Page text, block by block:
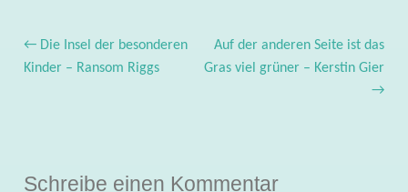
Post navigation
←Die Insel der besonderen
Kinder – Ransom Riggs
Auf der anderen Seite ist das
Gras viel grüner – Kerstin Gier
→
Schreibe einen Kommentar